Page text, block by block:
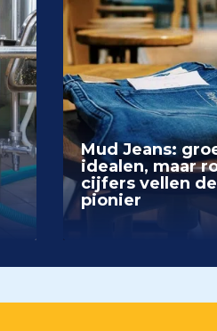
Mud Jeans:
idealen, maar
cijfers vellen de
pionier